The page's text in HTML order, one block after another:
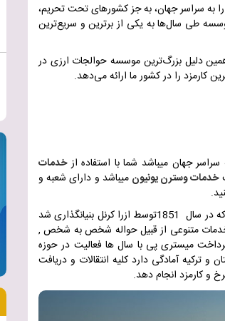
به سراسر جهان، به جز کشورهای تحت تحریم،
طی سال‌ها به یکی از برترین و سریع‌ترین
در بیش از ۱۸۵ کشور دارد و به همین دلیل بزرگ‌ترین موسسه حوالجات ارزی در
کارمزد را در کشور ما ارائه می‌دهد.
جهان میباشد شما با استفاده ازخدمات
خدمات وسترن یونیون میباشد و دارای شعبه و
.
در سال 1851توسط ازرا کرنل بنیانگذاری شد
متنوعی از قبیل حواله شخص به شخص ,
میستری پی با سال ها فعالیت در حوزه
و ترکیه آمادگی دارد کلیه انتقالات و دریافت
و کارمزد انجام دهد.